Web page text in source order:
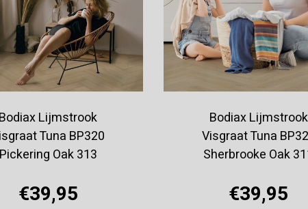
Lijmstrook
Tuna BP320
Oak 313
€39,95
Bodiax Lijmstrook
Visgraat Tuna
Sherbrooke Oak
€39,95